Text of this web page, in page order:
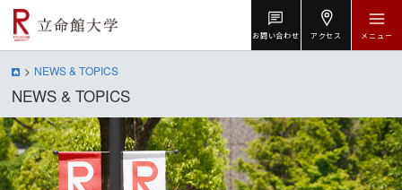
お問い合わせ アクセス メニュー
NEWS & TOPICS
NEWS & TOPICS